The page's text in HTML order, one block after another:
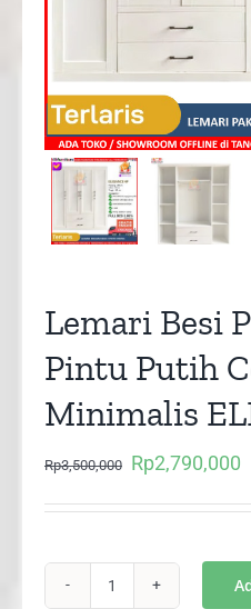
Lemari Besi
Pintu Putih
Minimalis
Rp3,500,000
Original
Rp2,790,000